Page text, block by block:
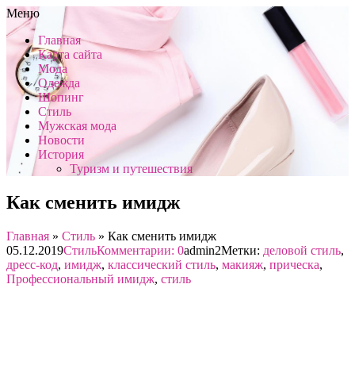
Меню
Главная
Карта сайта
Мода
Одежда
Шопинг
Стиль
Мужская мода
Новости
История
Туризм и путешествия
Как сменить имидж
Главная » Стиль » Как сменить имидж
05.12.2019СтильКомментарии: 0admin2Метки: деловой стиль,
дресс-код, имидж, классический стиль, макияж, прическа,
Профессиональный имидж, стиль